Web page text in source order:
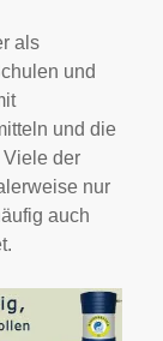
als
und
und die
der
nur
auch